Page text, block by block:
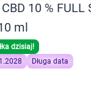
10 % FULL
ml
dzisiaj!
Długa data